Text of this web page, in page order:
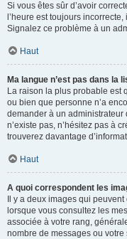
Si vous êtes sûr d’avoir
l’heure est toujours
Signalez ce problème à un
Haut
Ma langue n’est pas dans la
La raison la plus probable est
ou bien que personne n’a
demander à un administrateur
n’existe pas, n’hésitez pas à
trouverez davantage
Haut
A quoi correspondent les
Il y a deux images qui
lorsque vous consultez les
associée à votre rang,
nombre de messages ou